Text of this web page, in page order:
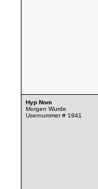
Hyp Nom
Morgen Wurde
Usernummer # 1941